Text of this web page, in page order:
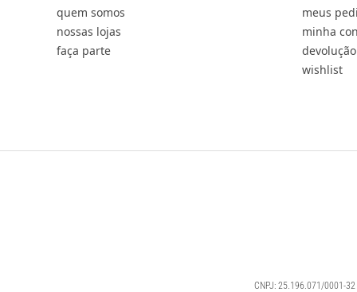
quem somos
nossas lojas
faça parte
meus
minha
devolução
wishlist
CNPJ: 25.196.071/0001-